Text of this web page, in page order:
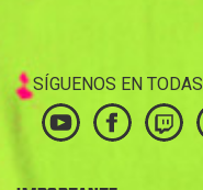
SÍGUENOS EN